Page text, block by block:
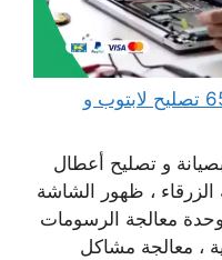
مهندس كمبيوتر الزور 65511033 تصليح لابتوب و
و تصليح أعطال
، ظهور الشاشة
معالجة الرسومات
، معالجة مشاكل